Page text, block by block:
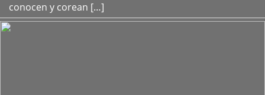
conocen y corean […]